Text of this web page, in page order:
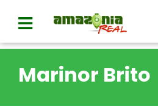
Marinor Brito